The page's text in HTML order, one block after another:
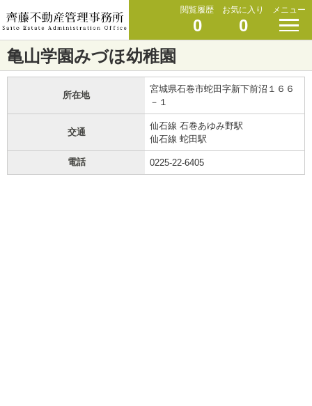
閲覧履歴
0
お気に入り
0
メニュー
亀山学園みづほ幼稚園
所在地
宮城県石巻市蛇田字新下前沼１６６
－１
交通
仙石線 石巻あゆみ野駅
仙石線 蛇田駅
電話 0225-22-6405